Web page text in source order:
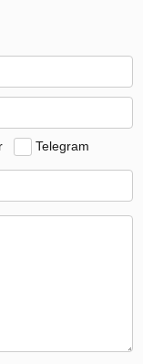
Telegram